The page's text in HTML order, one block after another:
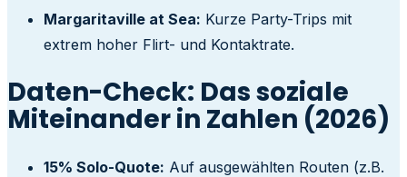
Margaritaville at Sea: Kurze Party-Trips mit
extrem hoher Flirt- und Kontaktrate.
Daten-Check: Das soziale
Miteinander in Zahlen (2026)
15% Solo-Quote: Auf ausgewählten Routen (z.B.